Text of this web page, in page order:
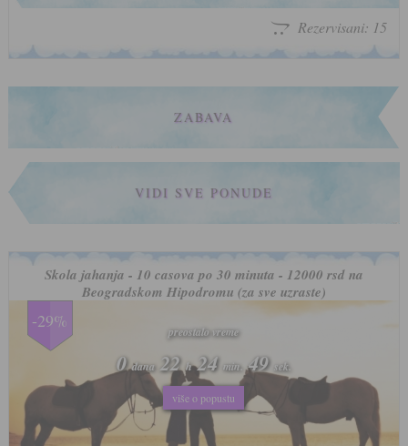
Rezervisani: 15
ZABAVA
VIDI SVE PONUDE
Skola jahanja - 10 casova po 30 minuta - 12000 rsd na
Beogradskom Hipodromu (za sve uzraste)
-29%
preostalo vreme
0dana 22h 24 min. 46 sek.
više o popustu
preostalo vreme
0dana 22h 24 min. 46 sek.
više o popustu